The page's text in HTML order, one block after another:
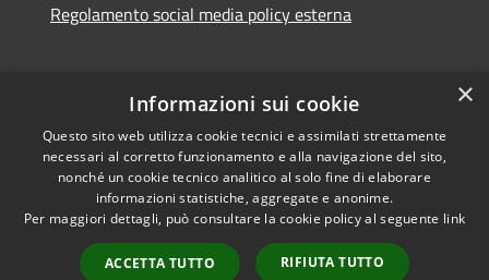
Regolamento social media policy esterna
RSS
Accessibilità
Cookie
Mappa del sito
Copyright © 2026 • Comune di
Santa Teresa Gallura •
Powered byMunicipium
Accesso redazione
×
Informazioni sui cookie
Questo sito web utilizza cookie tecnici e assimilati strettamente
necessari al corretto funzionamento e alla navigazione del sito,
nonché un cookie tecnico analitico al solo fine di elaborare
informazioni statistiche, aggregate e anonime.
Per maggiori dettagli, può consultare la cookie policy al seguente link
ACCETTA TUTTO RIFIUTA TUTTO